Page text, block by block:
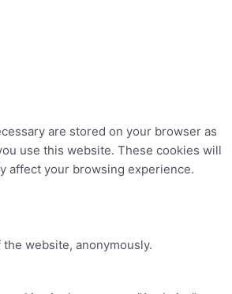
are stored on your browser as
use this website. These cookies will
affect your browsing experience.
website, anonymously.